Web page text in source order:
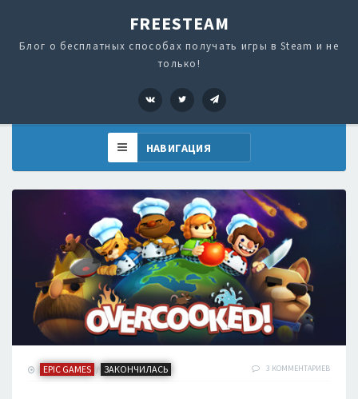
FREESTEAM
Блог о бесплатных способах получать игры в Steam и не
только!
VK Twitter
EPIC GAMES / ЗАКОНЧИЛАСЬ 3 КОММЕНТАРИЕВ